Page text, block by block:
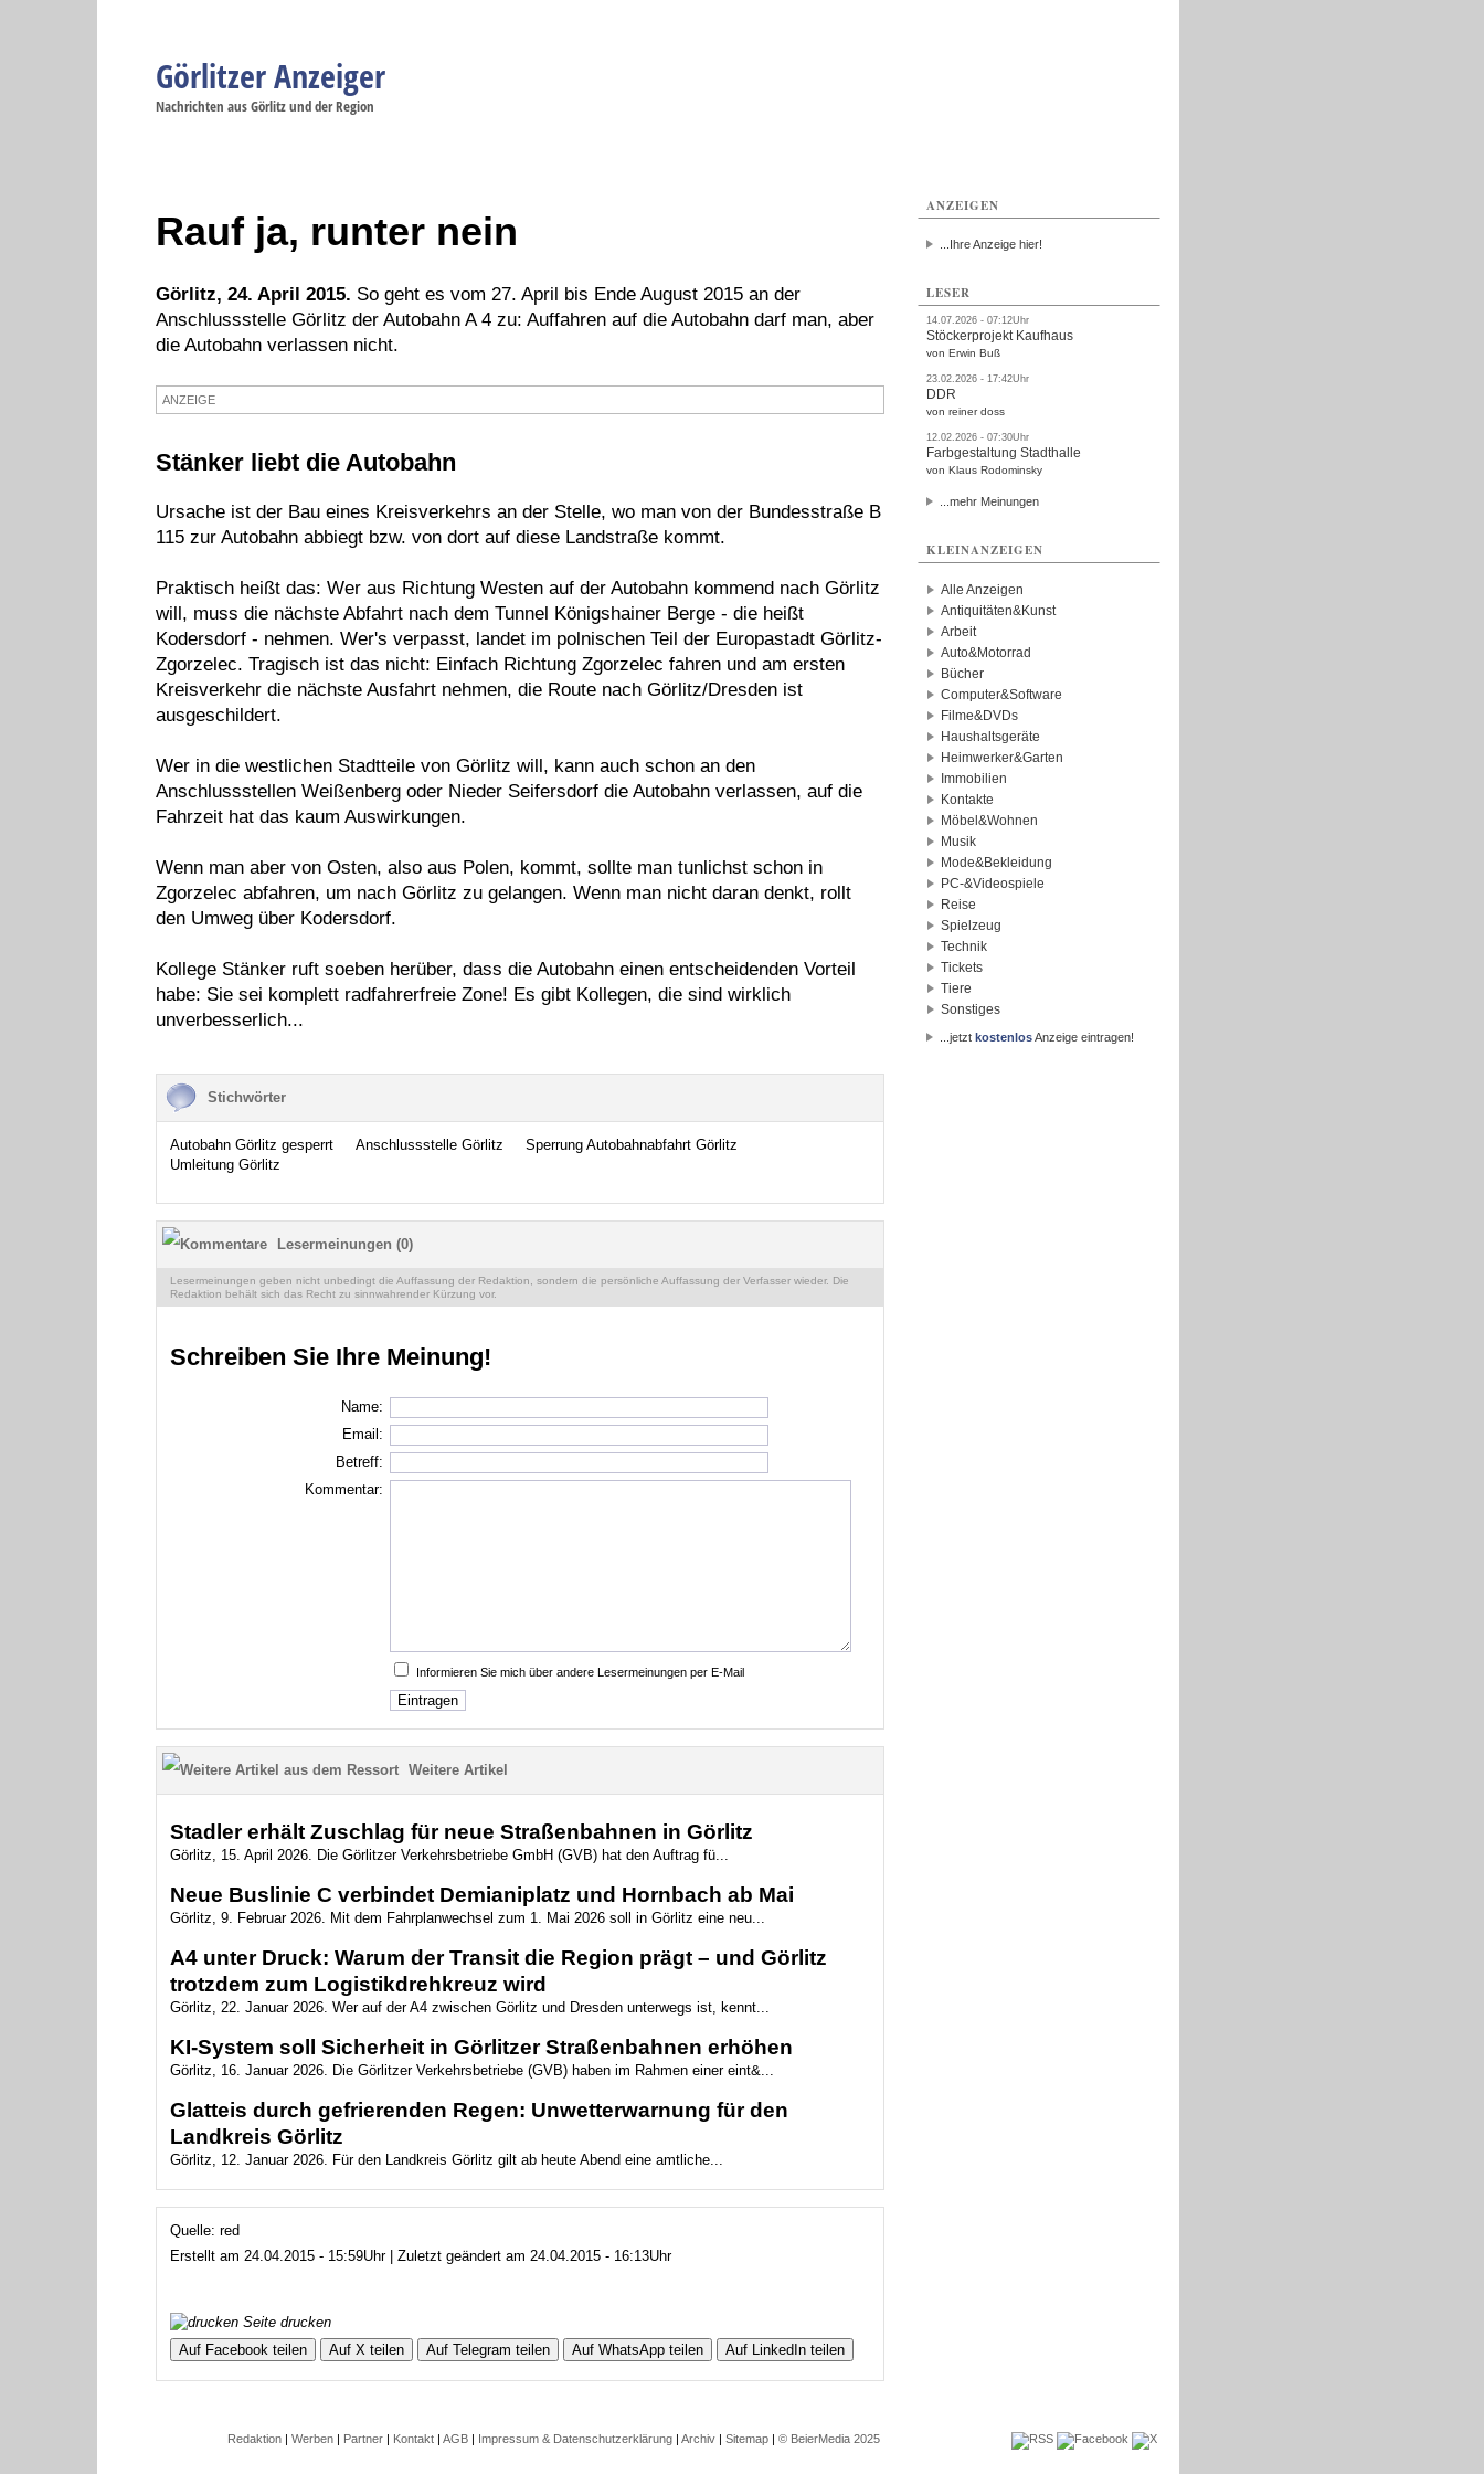
Görlitzer Anzeiger
Nachrichten aus Görlitz und der Region
Rauf ja, runter nein
Görlitz, 24. April 2015. So geht es vom 27. April bis Ende August 2015 an der
Anschlussstelle Görlitz der Autobahn A 4 zu: Auffahren auf die Autobahn darf man, aber
die Autobahn verlassen nicht.
ANZEIGE
Stänker liebt die Autobahn
Ursache ist der Bau eines Kreisverkehrs an der Stelle, wo man von der Bundesstraße B
115 zur Autobahn abbiegt bzw. von dort auf diese Landstraße kommt.
Praktisch heißt das: Wer aus Richtung Westen auf der Autobahn kommend nach Görlitz
will, muss die nächste Abfahrt nach dem Tunnel Königshainer Berge - die heißt
Kodersdorf - nehmen. Wer's verpasst, landet im polnischen Teil der Europastadt Görlitz-
Zgorzelec. Tragisch ist das nicht: Einfach Richtung Zgorzelec fahren und am ersten
Kreisverkehr die nächste Ausfahrt nehmen, die Route nach Görlitz/Dresden ist
ausgeschildert.
Wer in die westlichen Stadtteile von Görlitz will, kann auch schon an den
Anschlussstellen Weißenberg oder Nieder Seifersdorf die Autobahn verlassen, auf die
Fahrzeit hat das kaum Auswirkungen.
Wenn man aber von Osten, also aus Polen, kommt, sollte man tunlichst schon in
Zgorzelec abfahren, um nach Görlitz zu gelangen. Wenn man nicht daran denkt, rollt
den Umweg über Kodersdorf.
Kollege Stänker ruft soeben herüber, dass die Autobahn einen entscheidenden Vorteil
habe: Sie sei komplett radfahrerfreie Zone! Es gibt Kollegen, die sind wirklich
unverbesserlich...
Stichwörter
Autobahn Görlitz gesperrt Anschlussstelle Görlitz
Sperrung Autobahnabfahrt Görlitz
Umleitung Görlitz
Lesermeinungen (0)
Lesermeinungen geben nicht unbedingt die Auffassung der Redaktion, sondern die persönliche Auffassung der Verfasser wieder. Die
Redaktion behält sich das Recht zu sinnwahrender Kürzung vor.
Schreiben Sie Ihre Meinung!
Name:
Email:
Betreff:
Kommentar:
Informieren Sie mich über andere Lesermeinungen per E-Mail
Weitere Artikel
Stadler erhält Zuschlag für neue Straßenbahnen in Görlitz
Görlitz, 15. April 2026. Die Görlitzer Verkehrsbetriebe GmbH (GVB) hat den Auftrag fü...
Neue Buslinie C verbindet Demianiplatz und Hornbach ab Mai
Görlitz, 9. Februar 2026. Mit dem Fahrplanwechsel zum 1. Mai 2026 soll in Görlitz eine neu...
A4 unter Druck: Warum der Transit die Region prägt – und Görlitz
trotzdem zum Logistikdrehkreuz wird
Görlitz, 22. Januar 2026. Wer auf der A4 zwischen Görlitz und Dresden unterwegs ist, kennt...
KI-System soll Sicherheit in Görlitzer Straßenbahnen erhöhen
Görlitz, 16. Januar 2026. Die Görlitzer Verkehrsbetriebe (GVB) haben im Rahmen einer eint&...
Glatteis durch gefrierenden Regen: Unwetterwarnung für den
Landkreis Görlitz
Görlitz, 12. Januar 2026. Für den Landkreis Görlitz gilt ab heute Abend eine amtliche...
Quelle: red
Erstellt am 24.04.2015 - 15:59Uhr | Zuletzt geändert am 24.04.2015 - 16:13Uhr
Seite drucken
Auf Facebook teilen
Auf X teilen Auf Telegram teilen Auf WhatsApp teilen Auf LinkedIn teilen
ANZEIGEN
...Ihre Anzeige hier!
LESER
14.07.2026 - 07:12Uhr
Stöckerprojekt Kaufhaus
von Erwin Buß
23.02.2026 - 17:42Uhr
DDR
von reiner doss
12.02.2026 - 07:30Uhr
Farbgestaltung Stadthalle
von Klaus Rodominsky
...mehr Meinungen
KLEINANZEIGEN
Alle Anzeigen
Antiquitäten&Kunst
Arbeit
Auto&Motorrad
Bücher
Computer&Software
Filme&DVDs
Haushaltsgeräte
Heimwerker&Garten
Immobilien
Kontakte
Möbel&Wohnen
Musik
Mode&Bekleidung
PC-&Videospiele
Reise
Spielzeug
Technik
Tickets
Tiere
Sonstiges
...jetzt kostenlosAnzeige eintragen!
Redaktion | Werben | Partner | Kontakt | AGB | Impressum & Datenschutzerklärung | Archiv | Sitemap | © BeierMedia 2025